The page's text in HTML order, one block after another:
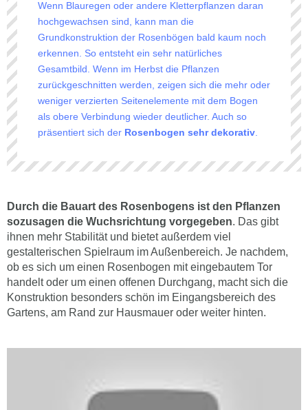
Wenn Blauregen oder andere Kletterpflanzen daran
hochgewachsen sind, kann man die
Grundkonstruktion der Rosenbögen bald kaum noch
erkennen. So entsteht ein sehr natürliches
Gesamtbild. Wenn im Herbst die Pflanzen
zurückgeschnitten werden, zeigen sich die mehr oder
weniger verzierten Seitenelemente mit dem Bogen
als obere Verbindung wieder deutlicher. Auch so
präsentiert sich der Rosenbogen sehr dekorativ
Durch die Bauart des Rosenbogens ist den Pflanzen
sozusagen die Wuchsrichtung vorgegeben. Das gibt
ihnen mehr Stabilität und bietet außerdem viel
gestalterischen Spielraum im Außenbereich. Je nachdem,
ob es sich um einen Rosenbogen mit eingebautem Tor
handelt oder um einen offenen Durchgang, macht sich die
Konstruktion besonders schön im Eingangsbereich des
Gartens, am Rand zur Hausmauer oder weiter hinten.